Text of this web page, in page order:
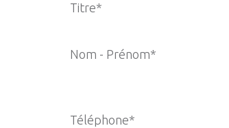
Titre*
Nom - Prénom*
Téléphone*